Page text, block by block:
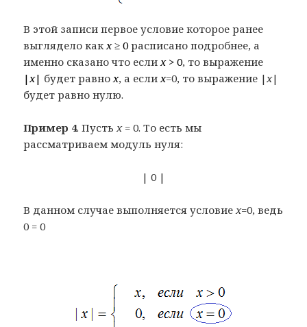
В этой записи первое условие которое ранее
выглядело какx≥ 0 расписано подробнее, а
именно сказано что еслиx > 0, то выражение
|x| будет равноx, а еслиx=0, то выражение |x|
будет равно нулю.
Пример 4. Пустьx = 0. То есть мы
рассматриваем модуль нуля:
| 0 |
В данном случае выполняется условиеx=0, ведь
0 = 0